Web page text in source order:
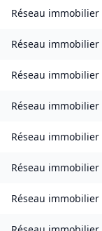
Réseau immobilier
Réseau immobilier
Réseau immobilier
Réseau immobilier
Réseau immobilier
Réseau immobilier
Réseau immobilier